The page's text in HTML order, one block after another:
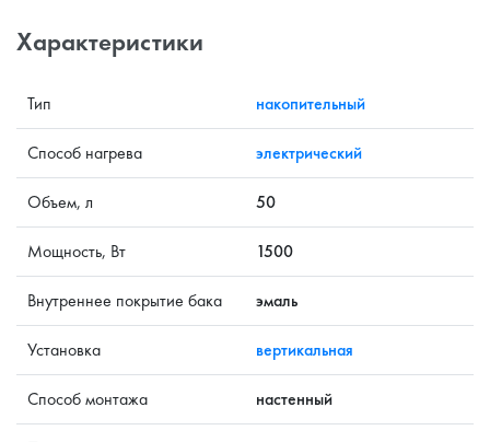
Характеристики
Тип накопительный
Способ нагрева электрический
Объем, л 50
Мощность, Вт 1500
Внутреннее покрытие бака эмаль
Установка вертикальная
Способ монтажа настенный